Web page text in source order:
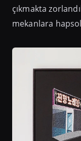
çıkmakta
mekanlara